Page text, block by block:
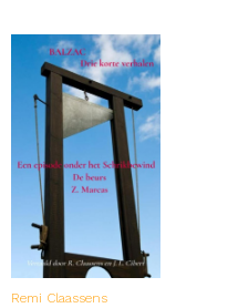
Remi Claassens